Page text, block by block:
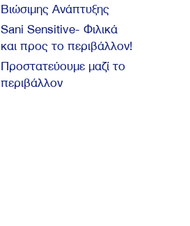
Βιώσιμης Ανάπτυξης
Sani Sensitive- Φιλικά
και προς το περιβάλλον!
Προστατεύουμε μαζί το
περιβάλλον